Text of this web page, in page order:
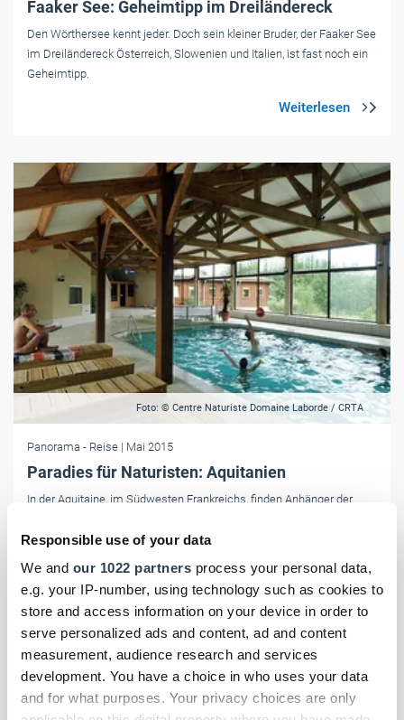
Responsible use of your data
We and our 1022 partners process your personal data,
e.g. your IP-number, using technology such as cookies to
store and access information on your device in order to
serve personalized ads and content, ad and content
measurement, audience research and services
development. You have a choice in who uses your data
and for what purposes. Your privacy choices are only
Faaker See: Geheimtipp im Dreiländereck
Den Wörthersee kennt jeder. Doch sein kleiner Bruder, der Faaker See
im Dreiländereck Österreich, Slowenien und Italien, ist fast noch ein
Geheimtipp.
Foto: © Centre Naturiste Domaine Laborde / CRTA
Panorama - Reise | Mai 2015
Paradies für Naturisten: Aquitanien
In der Aquitaine, im Südwesten Frankreichs, finden Anhänger der
sowie Unterkünfte, die ganz auf ihre Bedürfnisse zugeschnitten sind.